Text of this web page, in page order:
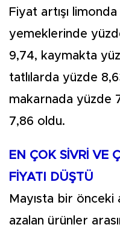
Fiyat artışı
yemeklerinde
9,74, kaymakta
tatlılarda yüzde
makarnada yüzde
7,86 oldu.
EN ÇOK SİVRİ VE
FİYATI DÜŞTÜ
Mayısta bir
azalan ürünler